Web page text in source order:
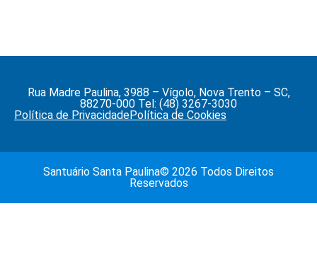
Rua Madre Paulina, 3988 – Vígolo, Nova Trento – SC,
88270-000 Tel: (48) 3267-3030
Política de PrivacidadePolítica de Cookies
Santuário Santa Paulina© 2026 Todos Direitos
Reservados